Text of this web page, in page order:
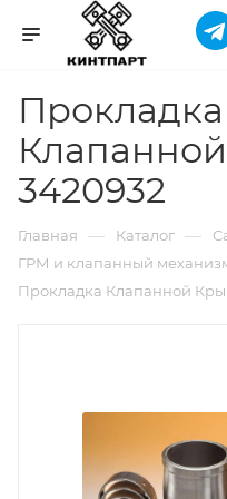
Прокладка
3420932
Главная — Каталог —
ГРМ и клапанный
Прокладка Клапанной